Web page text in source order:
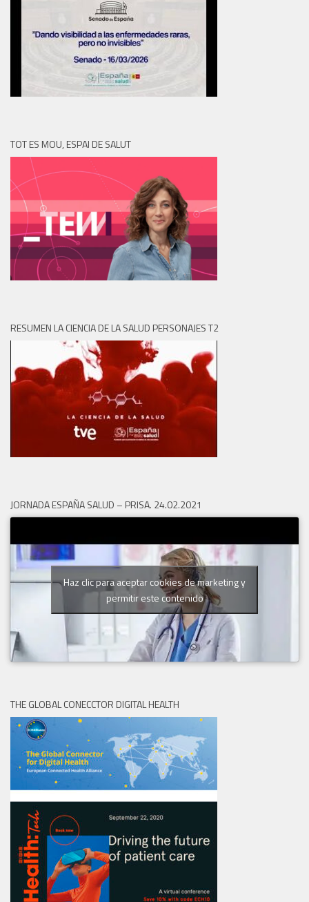
TOT ES MOU, ESPAI DE SALUT
RESUMEN LA CIENCIA DE LA SALUD PERSONAJES T2
JORNADA ESPAÑA SALUD – PRISA. 24.02.2021
Haz clic para aceptar cookies de marketing y
permitir este contenido
THE GLOBAL CONECCTOR DIGITAL HEALTH